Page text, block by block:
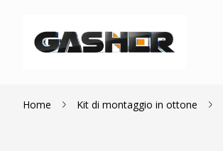
Home Kit di montaggio in ottone